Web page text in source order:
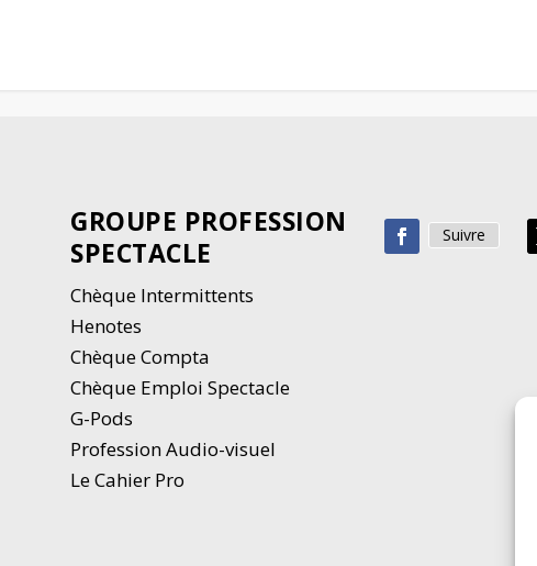
GROUPE PROFESSION
SPECTACLE
Chèque Intermittents
Henotes
Chèque Compta
Chèque Emploi Spectacle
G-Pods
Profession Audio-visuel
Le Cahier Pro
Suivre